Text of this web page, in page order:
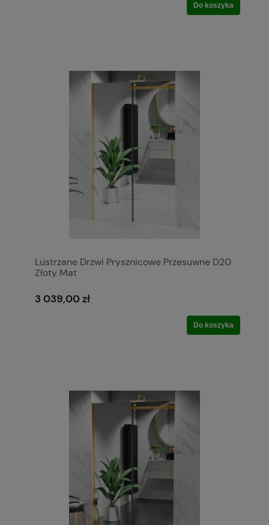
Do koszyka
Lustrzane Drzwi Prysznicowe Przesuwne D20
Złoty Mat
3 039,00 zł
Do koszyka